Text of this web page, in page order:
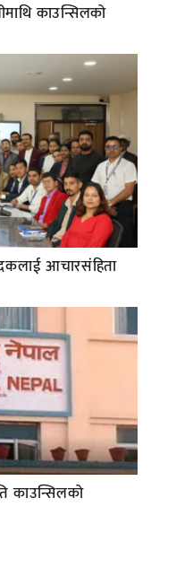
काउन्सिलको
आचारसंहिता
काउन्सिलको